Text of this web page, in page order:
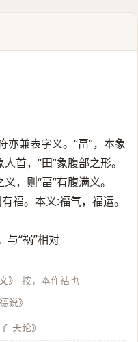
亦兼表字义。“畐”，本象
首，“田”象腹部之形。
，则“畐”有腹满义。
福。本义:福气，福运。
与“祸”相对
》 按，本作祜也
说》
·天论》